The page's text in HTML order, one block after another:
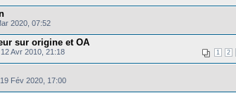
2020, 07:52
sur origine et OA
1 2
Avr 2010, 21:18
Fév 2020, 17:00